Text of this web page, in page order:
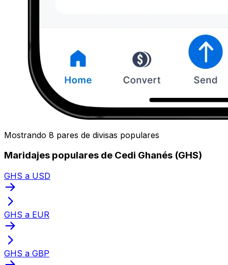
Mostrando 8 pares de divisas populares
Maridajes populares de Cedi Ghanés (GHS)
GHS a USD
GHS a EUR
GHS a GBP